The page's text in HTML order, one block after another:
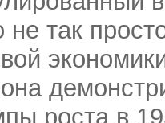
не так
роста в